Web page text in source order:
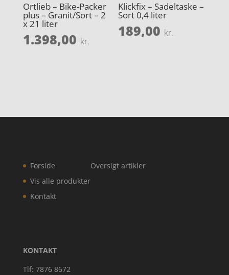
Ortlieb – Bike-Packer
plus – Granit/Sort – 2
x 21 liter
1.398,00 kr.
Klickfix – Sadeltaske –
Sort 0,4 liter
189,00 kr.
Forside
Vis alle produkter
Kontakt
Oversigt artikler
KONTAKT
Tlf: 7876 8672